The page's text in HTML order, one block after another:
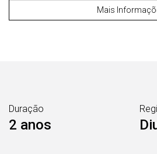
Mais
Duração
2 anos